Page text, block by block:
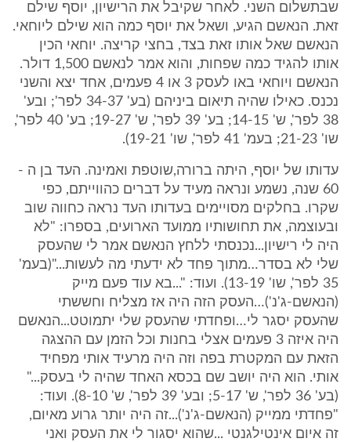
שבתשלום השני. לאחר שקיבל את הרישיון, יוסף שילם
זאת. הנאשם הגיע, ושאל את יוסף כמה הוא שילם ליוחאי.
הנאשם שאל אותו זאת בצד, בחצי קריצה. יוחאי הכין
אותו להגיד כמה שפחות, והוא אמר לנאשם 1,500 דולר.
הנאשם ויוחאי באו לעסק 3 או 4 פעמים, אחד יצא והשני
נכנס. כאילו שהיה תיאום ביניהם (בע' 34-37 לפר'; ובע'
38 לפר', ש' 14-15; בע' 39 לפר', ש' 19-27; בע' 40 לפר',
שו' 21-23; בעמ' 41 לפר', שו' 19-21).
עדותו של יוסף, היתה ברורה,שוטפת ואמינה. העד בן ה -
60 שנה, נשמע ונראה מעיד על דברים כהווייתם, כפי
שקרו. בחלקים מסויימים בעדותו העד נראה כחווה שוב
ובעוצמה, את תחושותיו ממועד הארועים, בספרו: "לא
היה לי רישיון...נכנסתי ללחץ הנאשם אמר לי שהעסק
שלי לא בסדר…מתוך פחד לא ידעתי מה לעשות..."(בעמ'
35 לפר', שו' 13-19). ועוד: "...בא עוד פעם מייק
(הנאשם-ג'נ')…העסק הזה היה אז מצליח וחששתי
שהעסק יסגר לי…ופחדתי שהעסק שלי יתמוטט...הנאשם
היה איזה 3 פעמים אצלי בחנות וכל הזמן עם ההצגה
הזאת עם המקטרת בפה וזה היה מרעיד אותי מפחיד
אותי. הוא היה יושב שם בכסא האחד שהיה לי בעסק..."
(בע' 36 לפר', ש' 5-17; ובע' 39 לפר', ש' 8-10). ועוד:
"פחדתי ממייק (הנאשם-ג'נ')...זה היה יותר גרוע מאיום,
זה איום אינטילגנטי ...שהוא יסגור לי את העסק ואני